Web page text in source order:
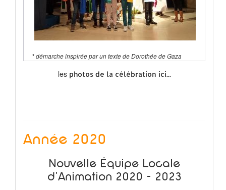
* démarche inspirée par un texte de Dorothée de Gaza
lesphotos de la célébration ici...
Année 2020
Nouvelle Équipe Locale
d'Animation 2020 - 2023